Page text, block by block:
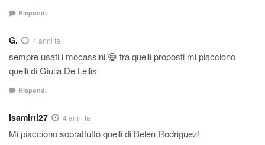
Rispondi
G. 4 anni fa
sempre usati i mocassini 😅 tra quelli proposti mi piacciono
quelli di Giulia De Lellis
Rispondi
Isamirti27 4 anni fa
Mi piacciono soprattutto quelli di Belen Rodriguez!